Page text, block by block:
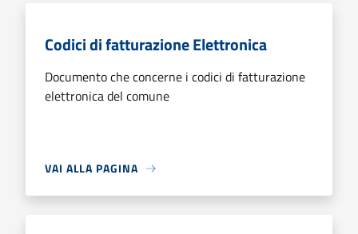
Codici di fatturazione Elettronica
Documento che concerne i codici di fatturazione
elettronica del comune
VAI ALLA PAGINA